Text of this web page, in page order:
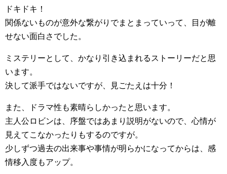
ドキドキ！
関係ないものが意外な繋がりでまとまっていって、目が離
せない面白さでした。
ミステリーとして、かなり引き込まれるストーリーだと思
います。
決して派手ではないですが、見ごたえは十分！
また、ドラマ性も素晴らしかったと思います。
主人公ロビンは、序盤ではあまり説明がないので、心情が
見えてこなかったりもするのですが。
少しずつ過去の出来事や事情が明らかになってからは、感
情移入度もアップ。